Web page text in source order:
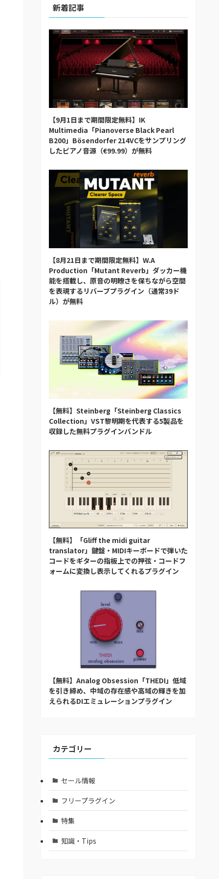
新着記事
【9月1日まで期間限定無料】IK
Multimedia「Pianoverse Black Pearl
B200」Bösendorfer 214VCをサンプリング
したピアノ音源（€99.99）が無料
【8月21日まで期間限定無料】W.A
Production「Mutant Reverb」ダッカー機
能を搭載し、原音の明瞭さを保ちながら空間
を表現するリバーブプラグイン（通常39ド
ル）が無料
【無料】Steinberg「Steinberg Classics
Collection」VST黎明期を代表する5製品を
収録した無料プラグインバンドル
【無料】「Gliff the midi guitar
translator」鍵盤・MIDIキーボードで弾いた
コードをギターの指板上での押弦・コードフ
ォームに変換し表示してくれるプラグイン
【無料】Analog Obsession「THEDI」低域
を引き締め、中域の存在感や高域の輝きを加
えられるDIエミュレーションプラグイン
カテゴリー
セール情報
フリープラグイン
特集
知識・Tips